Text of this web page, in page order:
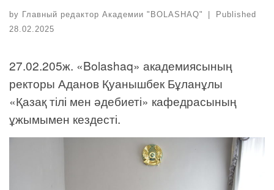
by Главный редактор Академии "BOLASHAQ" |
Published
28.02.2025
27.02.205ж. «Bolashaq» академиясының
ректоры Аданов Қуанышбек Бұланұлы
«Қазақ тілі мен әдебиеті» кафедрасының
ұжымымен кездесті.